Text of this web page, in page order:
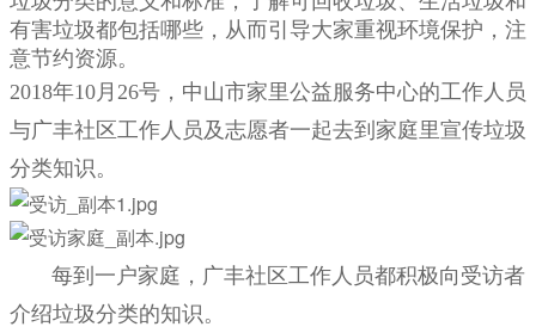
有害垃圾都包括哪些，从而引导大家重视环境保护，注
意节约资源。
2018年10月26号，中山市家里公益服务中心的工作人员
与广丰社区工作人员及志愿者一起去到家庭里宣传垃圾
分类知识。
每到一户家庭，广丰社区工作人员都积极向受访者
介绍垃圾分类的知识。